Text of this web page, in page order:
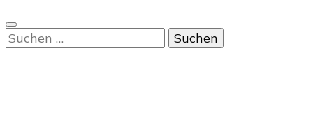
Suchen
nach: